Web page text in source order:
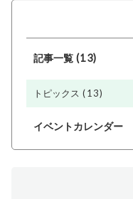
記事一覧 (13)
トピックス (13)
イベントカレンダー